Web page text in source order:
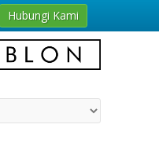
Hubungi Kami